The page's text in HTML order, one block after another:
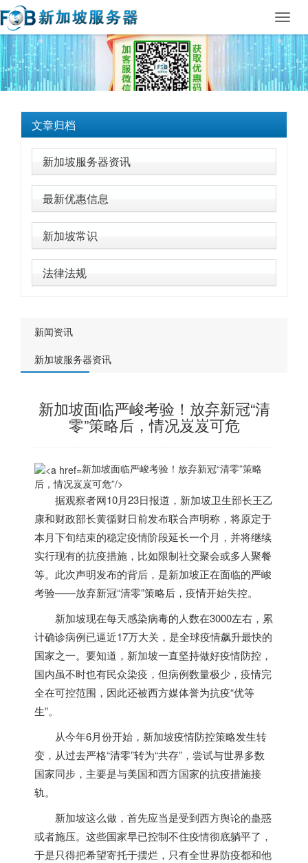
文章归档
新加坡服务器资讯
最新优惠信息
新加坡常识
法律法规
新闻资讯
新加坡服务器资讯
新加坡面临严峻考验！放弃新冠“清
零”策略后，情况岌岌可危
新加坡面临严峻考验！放弃新冠“清零”策略
后，情况岌岌可危”/>
据观察者网10月23日报道， 新加坡卫生部长王乙
康和财政部长黄循财日前发布联合声明称，将原定于
本月下旬结束的稳定疫情阶段延长一个月，并将继续
实行现有的抗疫措施，比如限制社交聚会或多人聚餐
等。此次声明发布的背后，是新加坡正在面临的严峻
考验——放弃新冠“清零”策略后，疫情开始失控。
新加坡现在每天感染病毒的人数在3000左右，累
计确诊病例已逼近17万大关，是全球疫情飙升最快的
国家之一。要知道， 新加坡一直坚持做好疫情防控，
国内虽不时也有民众染疫，但病例数量极少，疫情完
全在可控范围，因此还被西方媒体誉为抗疫“优等
生”。
从今年6月份开始， 新加坡疫情防控策略发生转
变，从过去严格“清零”转为“共存”，尝试与世界多数
国家同步，主要是与美国和西方国家的抗疫措施接
轨。
新加坡这么做，首先应当是受到西方舆论的蛊惑
或者施压。这些国家早已控制不住疫情彻底躺平了，
于是只得把希望寄托于摆烂，只有全世界防疫都和他